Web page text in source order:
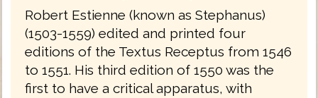
Robert Estienne (known as Stephanus)
(1503-1559) edited and printed four
editions of the Textus Receptus from 1546
to 1551. His third edition of 1550 was the
first to have a critical apparatus, with